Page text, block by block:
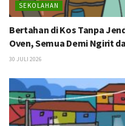
SEKOLAHAN
Bertahan di Kos Tanpa
Oven, Semua Demi Ngirit
30 JULI 2026